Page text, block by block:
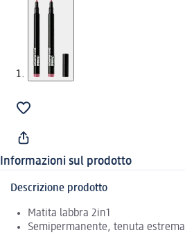
Informazioni sul prodotto
Descrizione prodotto
Matita labbra 2in1
Semipermanente, tenuta estrema